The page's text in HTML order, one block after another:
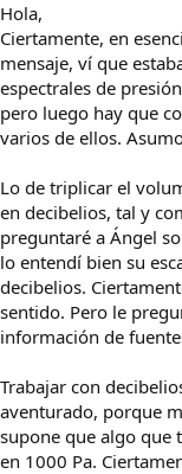
Hola,
Ciertamente, en
mensaje, ví que
espectrales de
pero luego hay que
varios de ellos.
Lo de triplicar el
en decibelios, tal y
preguntaré a Ángel
lo entendí bien su
decibelios.
sentido. Pero le
información de
Trabajar con
aventurado, porque
supone que algo que
en 1000 Pa.